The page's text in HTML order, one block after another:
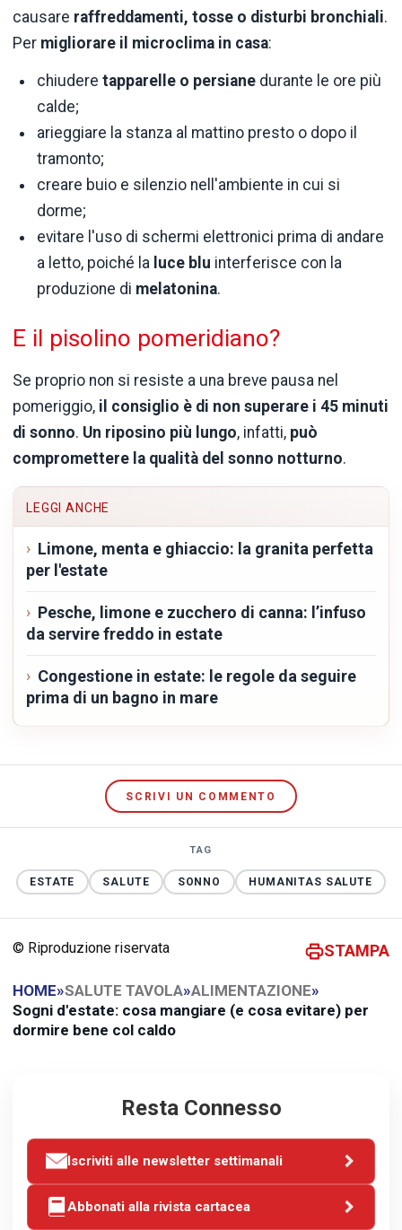
causare raffreddamenti, tosse o disturbi bronchiali.
Per migliorare il microclima in casa:
chiuderetapparelle o persiane durante le ore più
calde;
arieggiare la stanza al mattino presto o dopo il
tramonto;
creare buio e silenzio nell'ambiente in cui si
dorme;
evitare l'uso di schermi elettronici prima di andare
a letto, poiché la luce blu interferisce con la
produzione di melatonina.
E il pisolino pomeridiano?
Se proprio non si resiste a una breve pausa nel
pomeriggio, il consiglio è di non superare i 45 minuti
di sonno. Un riposino più lungo, infatti, può
compromettere la qualità del sonno notturno.
LEGGI ANCHE
Limone, menta e ghiaccio: la granita perfetta
per l'estate
Pesche, limone e zucchero di canna: l’infuso
da servire freddo in estate
Congestione in estate: le regole da seguire
prima di un bagno in mare
SCRIVI UN COMMENTO
TAG
ESTATE SALUTE SONNO HUMANITAS SALUTE
© Riproduzione riservata STAMPA
HOME»SALUTE TAVOLA»ALIMENTAZIONE»
Sogni d'estate: cosa mangiare (e cosa evitare) per
dormire bene col caldo
Resta Connesso
Iscriviti alle newsletter settimanali
Abbonati alla rivista cartacea